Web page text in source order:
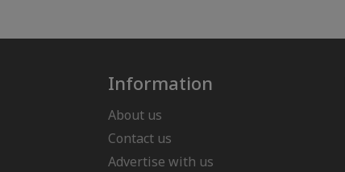
Information
About us
Contact us
Advertise with us